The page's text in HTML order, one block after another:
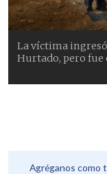
La víctima
Hurtado, pero fue
Agréganos como